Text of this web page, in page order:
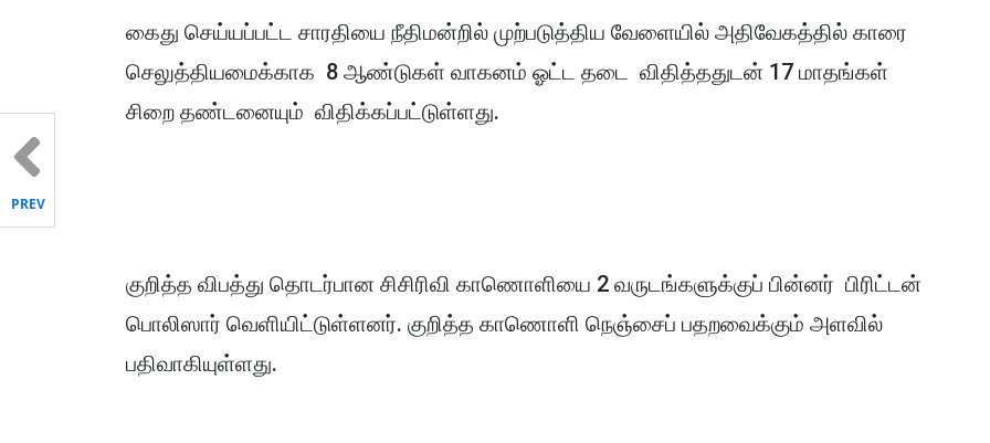
கைது செய்யப்பட்ட சாரதியை நீதிமன்றில் முற்படுத்திய வேளையில் அதிவேகத்தில் காரை
செலுத்தியமைக்காக 8 ஆண்டுகள் வாகனம் ஓட்ட தடை விதித்ததுடன் 17 மாதங்கள்
சிறை தண்டனையும் விதிக்கப்பட்டுள்ளது.
குறித்த விபத்து தொடர்பான சிசிரிவி காணொளியை 2 வருடங்களுக்குப் பின்னர் பிரிட்டன்
பொலிஸார் வெளியிட்டுள்ளனர். குறித்த காணொளி நெஞ்சைப் பதறவைக்கும் அளவில்
பதிவாகியுள்ளது.
PREV